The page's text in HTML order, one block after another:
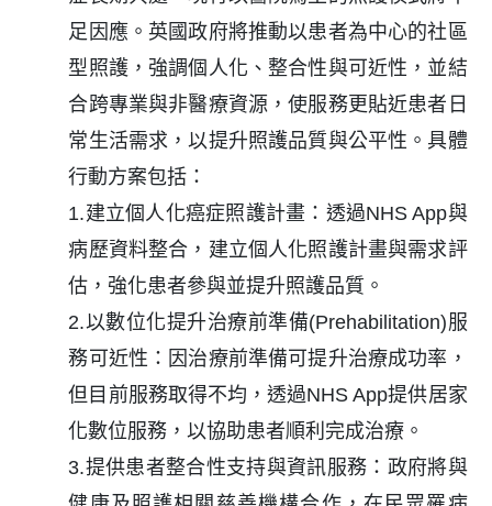
足因應。英國政府將推動以患者為中心的社區
型照護，強調個人化、整合性與可近性，並結
合跨專業與非醫療資源，使服務更貼近患者日
常生活需求，以提升照護品質與公平性。具體
行動方案包括：
1.建立個人化癌症照護計畫：透過NHS App與
病歷資料整合，建立個人化照護計畫與需求評
估，強化患者參與並提升照護品質。
2.以數位化提升治療前準備(Prehabilitation)服
務可近性：因治療前準備可提升治療成功率，
但目前服務取得不均，透過NHS App提供居家
化數位服務，以協助患者順利完成治療。
3.提供患者整合性支持與資訊服務：政府將與